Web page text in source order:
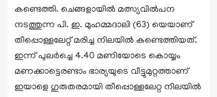
കണ്ടെത്തി. ചെങ്ങളായിൽ മത്സ്യവിൽപന
നടത്തുന്ന പി. ഇ. മുഹമ്മദാലി (63) യെയാണ്
തീപ്പൊള്ളലേറ്റ് മരിച്ച നിലയിൽ കണ്ടെത്തിയത്.
ഇന്ന് പുലർച്ചെ 4.40 മണിയോടെ കൊയ്യം
മണക്കാട്ടെരണ്ടാം ഭാര്യയുടെ വീട്ടുമുറ്റത്താണ്
ഇയാളെ ഗുരുതരമായി തീപ്പൊള്ളലേറ്റ നിലയിൽ